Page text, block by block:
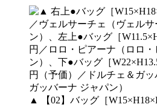
▲ 【02】バッグ［